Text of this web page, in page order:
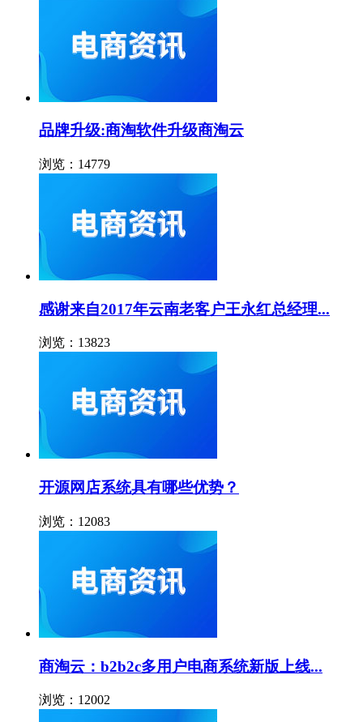
品牌升级:商淘软件升级商淘云
浏览：14779
感谢来自2017年云南老客户王永红总经理...
浏览：13823
开源网店系统具有哪些优势？
浏览：12083
商淘云：b2b2c多用户电商系统新版上线...
浏览：12002